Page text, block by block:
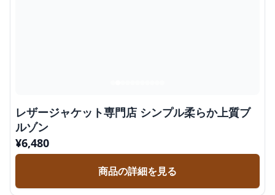
レザージャケット専門店 シンプル柔らか上質ブ
ルゾン
¥6,480
商品の詳細を見る